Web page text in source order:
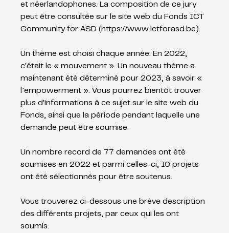
et néerlandophones. La composition de ce jury
peut être consultée sur le site web du Fonds ICT
Community for ASD ( https://www.ictforasd.be ).
Un thème est choisi chaque année. En 2022,
c'était le « mouvement ». Un nouveau thème a
maintenant été déterminé pour 2023, à savoir «
l’empowerment ». Vous pourrez bientôt trouver
plus d'informations à ce sujet sur le site web du
Fonds, ainsi que la période pendant laquelle une
demande peut être soumise.
Un nombre record de 77 demandes ont été
soumises en 2022 et parmi celles-ci, 10 projets
ont été sélectionnés pour être soutenus.
Vous trouverez ci-dessous une brève description
des différents projets, par ceux qui les ont
soumis.